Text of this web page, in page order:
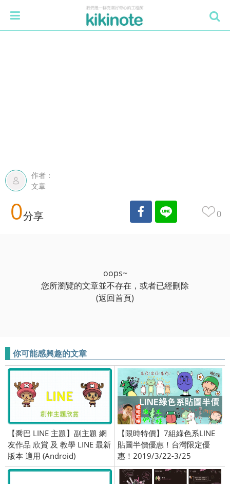
作者：
文章
0分享 0
oops~
您所瀏覽的文章並不存在，或者已經刪除
(返回首頁)
你可能感興趣的文章
【喬巴 LINE 主題】副主題 網
友作品 欣賞 及 教學 LINE 最新
版本 適用 (Android)
【限時特價】7組綠色系LINE
貼圖半價優惠！台灣限定優
惠！2019/3/22-3/25